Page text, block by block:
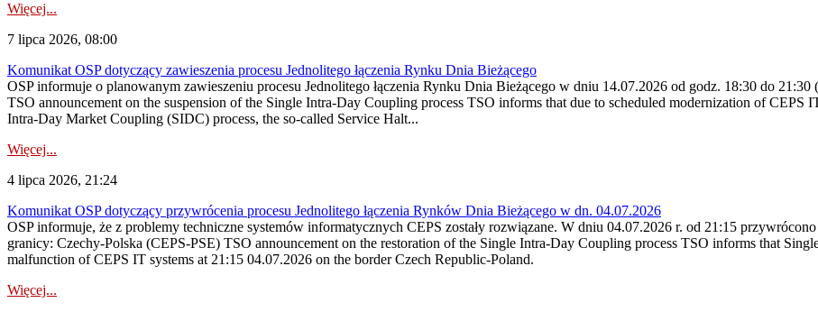
Więcej...
7 lipca 2026, 08:00
Komunikat OSP dotyczący zawieszenia procesu Jednolitego łączenia Rynku Dnia Bieżącego
OSP informuje o planowanym zawieszeniu procesu Jednolitego łączenia Rynku Dnia Bieżącego w dniu 14.07.2026 od godz. 18:30 do
TSO announcement on the suspension of the Single Intra-Day Coupling process TSO informs that due to scheduled modernization of CEPS
Intra-Day Market Coupling (SIDC) process, the so-called Service Halt...
Więcej...
4 lipca 2026, 21:24
Komunikat OSP dotyczący przywrócenia procesu Jednolitego łączenia Rynków Dnia Bieżącego w dn. 04.07.2026
OSP informuje, że z problemy techniczne systemów informatycznych CEPS zostały rozwiązane. W dniu 04.07.2026 r. od 21:15
granicy: Czechy-Polska (CEPS-PSE) TSO announcement on the restoration of the Single Intra-Day Coupling process TSO informs that
malfunction of CEPS IT systems at 21:15 04.07.2026 on the border Czech Republic-Poland.
Więcej...